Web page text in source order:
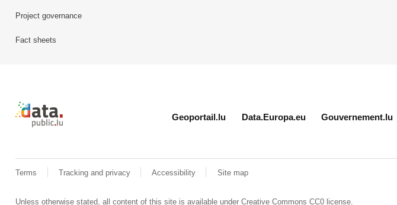
Project governance
Fact sheets
Retour à l'accueil de data.public.lu
Geoportail.lu Data.Europa.eu Gouvernement.lu
Terms Tracking and privacy Accessibility Site map
Unless otherwise stated, all content of this site is available underCreative Commons CC0 license.